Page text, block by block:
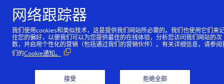
支付解决方案
少欺诈和保护支付数据。
合作伙伴
网络跟踪器
我们使用cookies和类似技术，这是提供我们网站所必需的。我们也使用它们来
住您的偏好，以便我们可以为您提供最佳的在线体验，分析您访问我们网站的次
数，并启用个性化的营销（包括通过我们的营销伙伴）。有关详细信息，请参阅
们的Cookie通知。
接受 拒绝全部